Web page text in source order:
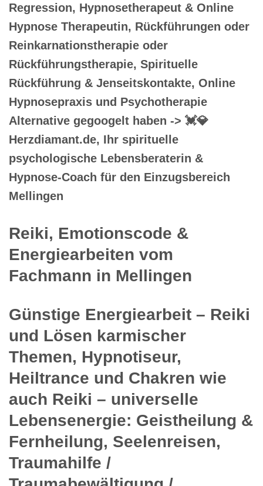
Regression, Hypnosetherapeut & Online
Hypnose Therapeutin, Rückführungen oder
Reinkarnationstherapie oder
Rückführungstherapie, Spirituelle
Rückführung & Jenseitskontakte, Online
Hypnosepraxis und Psychotherapie
Alternative gegoogelt haben -> 💓️💎
Herzdiamant.de, Ihr spirituelle
psychologische Lebensberaterin &
Hypnose-Coach für den Einzugsbereich
Mellingen
Reiki, Emotionscode &
Energiearbeiten vom
Fachmann in Mellingen
Günstige Energiearbeit – Reiki
und Lösen karmischer
Themen, Hypnotiseur,
Heiltrance und Chakren wie
auch Reiki – universelle
Lebensenergie: Geistheilung &
Fernheilung, Seelenreisen,
Traumahilfe /